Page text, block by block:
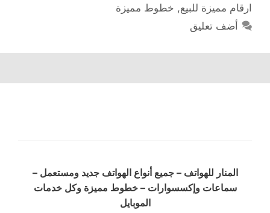
ارقام مميزة للبيع, خطوط مميزة
أضف تعليق
المنار للهواتف – جميع أنواع الهواتف جديد ومستعمل –
سماعات وإكسسوارات – خطوط مميزة وكل خدمات
الموبايل